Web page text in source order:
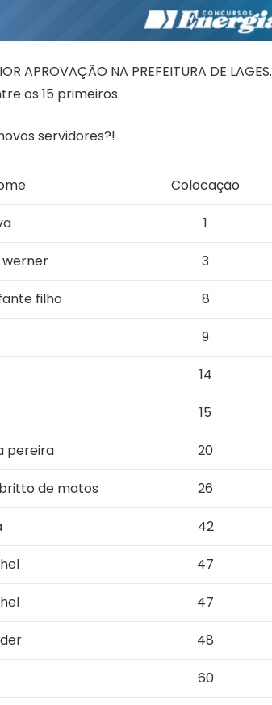
APROVAÇÃO NA PREFEITURA DE LAGES.
os 15 primeiros.
servidores?!
Colocação
1
3
filho 8
9
14
15
pereira 20
de matos 26
42
47
47
48
60